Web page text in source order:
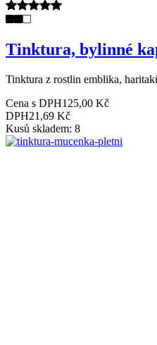
Tinktura, bylinné
Tinktura z rostlin emblika,
Cena s DPH125,00 Kč
DPH21,69 Kč
Kusů skladem: 8